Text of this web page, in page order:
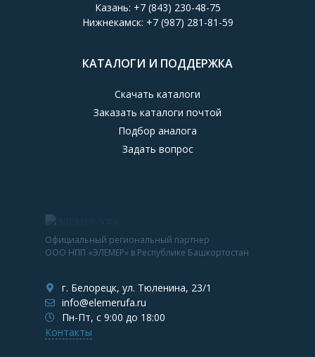
Казань: +7 (843) 230-48-75
Нижнекамск: +7 (987) 281-81-59
КАТАЛОГИ И ПОДДЕРЖКА
Скачать каталоги
Заказать каталоги почтой
Подбор аналога
Задать вопрос
Официальный региональный партнер
ООО НПП «ЭЛЕМЕР» в Республике Башкортостан
г. Белорецк, ул. Тюленина, 23/1
info@elemerufa.ru
Пн-Пт, с 9:00 до 18:00
Контакты